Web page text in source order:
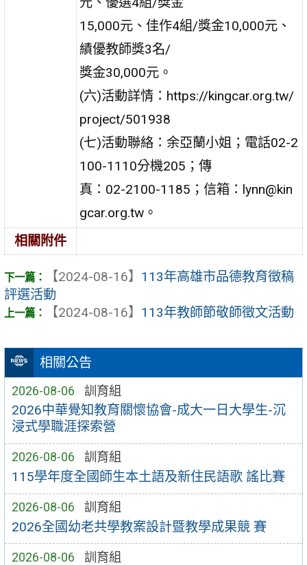
相關公告
2026-08-06 訓育組
2026中華覺知教育關懷協會-成大一日大學生-沉
浸式學職涯探索營
2026-08-06 訓育組
115學年度全國師生本土語及新住民語歌 謠比賽
2026-08-06 訓育組
2026全國幼老共學教案設計暨教學成果競 賽
2026-08-06 訓育組
15,000元、佳作4組/獎金10,000元、
績優教師獎3名/
獎金30,000元。
(六)活動詳情：https://kingcar.org.tw/
project/501938
(七)活動聯絡：余亞蘭小姐；電話02-2
100-1110分機205；傳
真：02-2100-1185；信箱：lynn@kin
gcar.org.tw。
相關附件
【2024-08-16】 113年高雄市品德教育徵稿
評選活動
【2024-08-16】 113年教師節敬師徵文活動